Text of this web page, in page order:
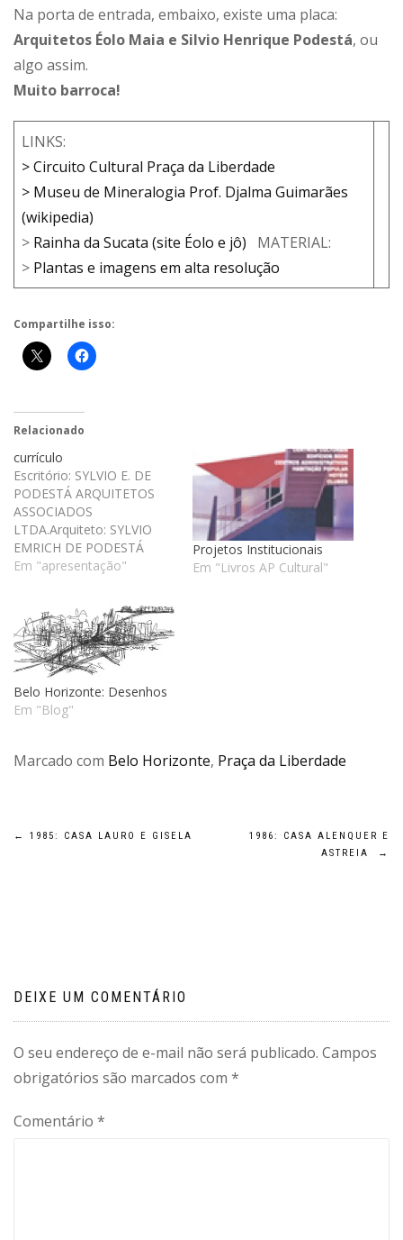
Na porta de entrada, embaixo, existe uma placa:
Arquitetos Éolo Maia e Silvio Henrique Podestá, ou
algo assim.
Muito barroca!
LINKS:
> Circuito Cultural Praça da Liberdade
> Museu de Mineralogia Prof. Djalma Guimarães
(wikipedia)
> Rainha da Sucata (site Éolo e jô)
MATERIAL:
> Plantas e imagens em alta resolução
Compartilhe isso:
Relacionado
currículo
Escritório: SYLVIO E. DE
PODESTÁ ARQUITETOS
ASSOCIADOS
LTDA.Arquiteto: SYLVIO
EMRICH DE PODESTÁ
[CREA: 35595/D-MG] •
Horizonte, no bairro Santo
Antônio.• Engenheiro
Arquiteto formado pela
EAUFMG (1982) e sócio
diretor da AP Cultural,
editora de livros e revistas
Em "apresentação"
Projetos Institucionais
Em "Livros AP Cultural"
Belo Horizonte: Desenhos
Em "Blog"
Marcado com Belo Horizonte, Praça da Liberdade
Navegação
← 1985: CASA LAURO E GISELA
1986: CASA ALENQUER E
ASTREIA
→
DEIXE UM COMENTÁRIO
O seu endereço de e-mail não será publicado. Campos
obrigatórios são marcados com *
Comentário *